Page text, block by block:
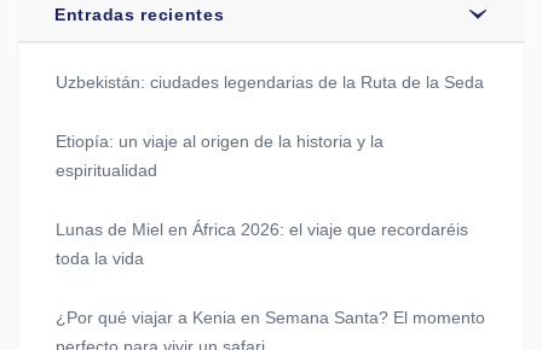
Entradas recientes
Uzbekistán: ciudades legendarias de la Ruta de la Seda
Etiopía: un viaje al origen de la historia y la
espiritualidad
Lunas de Miel en África 2026: el viaje que recordaréis
toda la vida
¿Por qué viajar a Kenia en Semana Santa? El momento